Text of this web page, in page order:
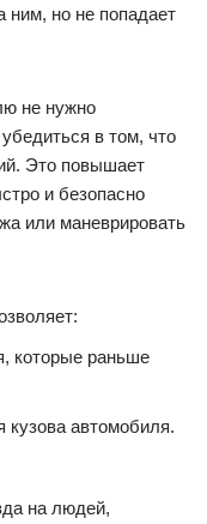
ним, но не попадает
не нужно
в том, что
Это повышает
и безопасно
или маневрировать
которые раньше
кузова автомобиля.
на людей,